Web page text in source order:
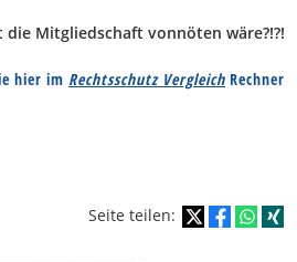
Mitgliedschaft vonnöten wäre?!?!
hier im Rechtsschutz Vergleich Rechner
Seite teilen: